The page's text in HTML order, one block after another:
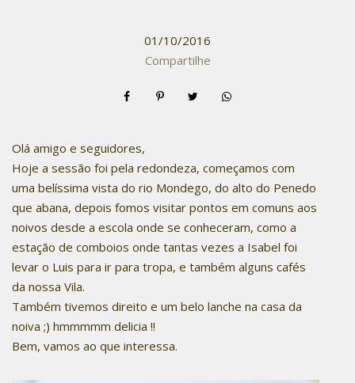
01/10/2016
Compartilhe
Olá amigo e seguidores,
Hoje a sessão foi pela redondeza, começamos com
uma belíssima vista do rio Mondego, do alto do Penedo
que abana, depois fomos visitar pontos em comuns aos
noivos desde a escola onde se conheceram, como a
estação de comboios onde tantas vezes a Isabel foi
levar o Luis para ir para tropa, e também alguns cafés
da nossa Vila.
Também tivemos direito e um belo lanche na casa da
noiva ;) hmmmmm delicia !!
Bem, vamos ao que interessa.